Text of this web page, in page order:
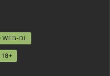
WEB-DL
18+